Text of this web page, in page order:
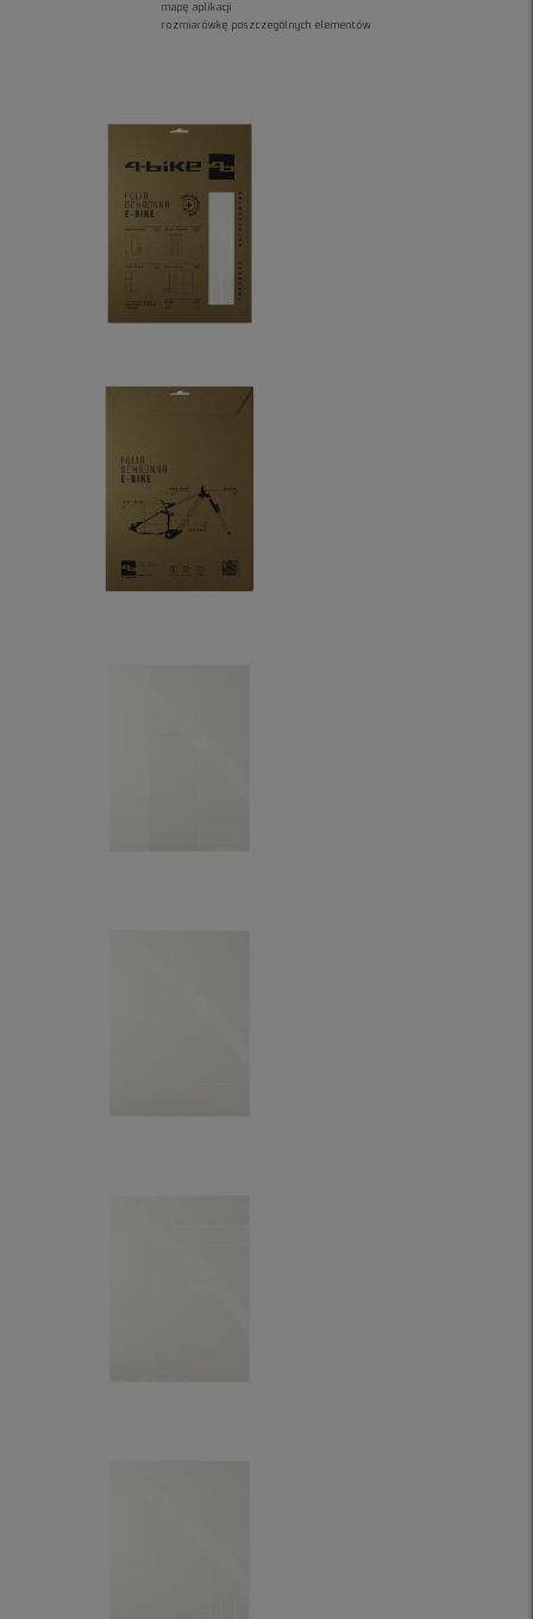
mapę aplikacji
rozmiarówkę poszczególnych elementów